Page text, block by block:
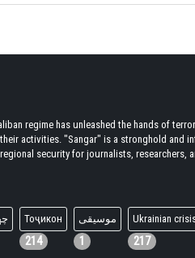
regime has unleashed the hands of
activities. "Sangar" is a stronghold and
security for journalists, researchers,
Тоҷикон
214
موسیقی
1
Ukrainian
217